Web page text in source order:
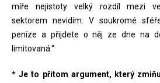
míře nejistoty velký rozdíl mezi
sektorem nevidím. V soukromé
peníze a přijdete o něj ze dne na
limitovaná.“
* Je to přitom argument, který